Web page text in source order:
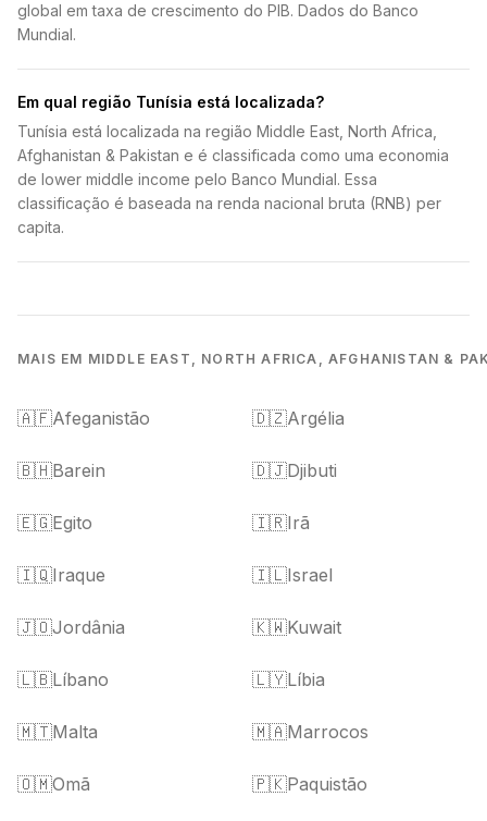
global em taxa de crescimento do PIB. Dados do Banco
Mundial.
Em qual região Tunísia está localizada?
Tunísia está localizada na região Middle East, North Africa,
Afghanistan & Pakistan e é classificada como uma economia
de lower middle income pelo Banco Mundial. Essa
classificação é baseada na renda nacional bruta (RNB) per
capita.
MAIS EM MIDDLE EAST, NORTH AFRICA, AFGHANISTAN &
🇦🇫Afeganistão 🇩🇿Argélia
🇧🇭Barein 🇩🇯Djibuti
🇪🇬Egito 🇮🇷Irã
🇮🇶Iraque 🇮🇱Israel
🇯🇴Jordânia 🇰🇼Kuwait
🇱🇧Líbano 🇱🇾Líbia
🇲🇹Malta 🇲🇦Marrocos
🇴🇲Omã 🇵🇰Paquistão